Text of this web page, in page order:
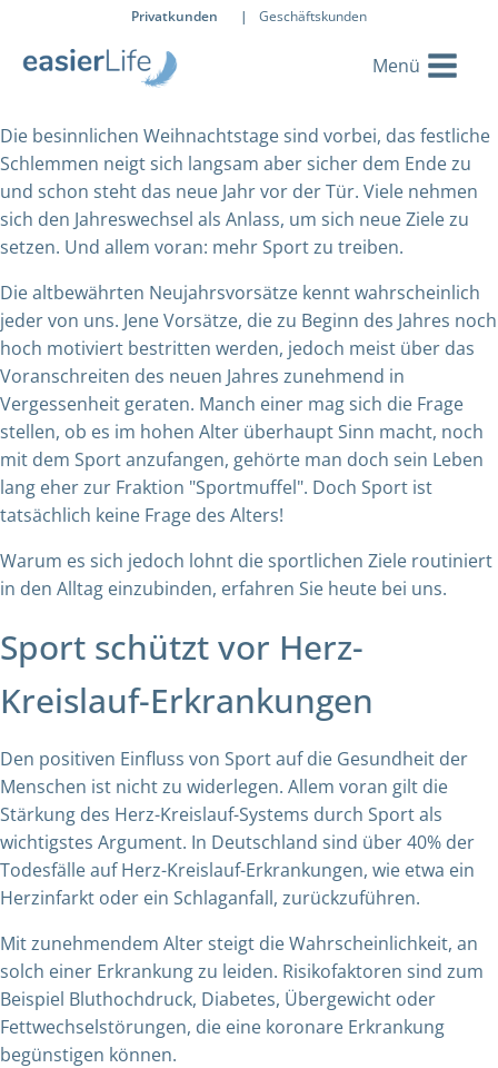
Privatkunden | Geschäftskunden
Die besinnlichen Weihnachtstage sind vorbei, das festliche
Schlemmen neigt sich langsam aber sicher dem Ende zu
und schon steht das neue Jahr vor der Tür. Viele nehmen
sich den Jahreswechsel als Anlass, um sich neue Ziele zu
setzen. Und allem voran: mehr Sport zu treiben.
Die altbewährten Neujahrsvorsätze kennt wahrscheinlich
jeder von uns. Jene Vorsätze, die zu Beginn des Jahres noch
hoch motiviert bestritten werden, jedoch meist über das
Voranschreiten des neuen Jahres zunehmend in
Vergessenheit geraten. Manch einer mag sich die Frage
stellen, ob es im hohen Alter überhaupt Sinn macht, noch
mit dem Sport anzufangen, gehörte man doch sein Leben
lang eher zur Fraktion "Sportmuffel". Doch Sport ist
tatsächlich keine Frage des Alters!
Warum es sich jedoch lohnt die sportlichen Ziele routiniert
in den Alltag einzubinden, erfahren Sie heute bei uns.
Sport schützt vor Herz-
Kreislauf-Erkrankungen
Den positiven Einfluss von Sport auf die Gesundheit der
Menschen ist nicht zu widerlegen. Allem voran gilt die
Stärkung des Herz-Kreislauf-Systems durch Sport als
wichtigstes Argument. In Deutschland sind über 40% der
Todesfälle auf Herz-Kreislauf-Erkrankungen, wie etwa ein
Herzinfarkt oder ein Schlaganfall, zurückzuführen.
Mit zunehmendem Alter steigt die Wahrscheinlichkeit, an
solch einer Erkrankung zu leiden. Risikofaktoren sind zum
Beispiel Bluthochdruck, Diabetes, Übergewicht oder
Fettwechselstörungen, die eine koronare Erkrankung
begünstigen können.